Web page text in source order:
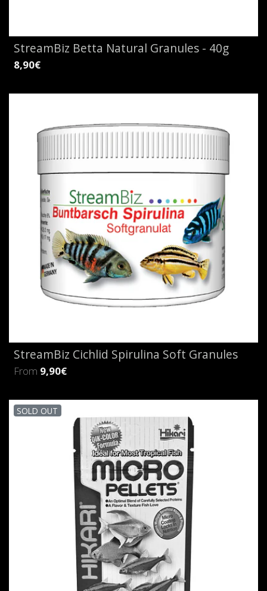
StreamBiz Betta Natural Granules - 40g
8,90€
StreamBiz Cichlid Spirulina Soft Granules
From 9,90€
SOLD OUT